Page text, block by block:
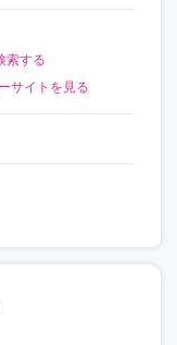
索する
サイトを見る